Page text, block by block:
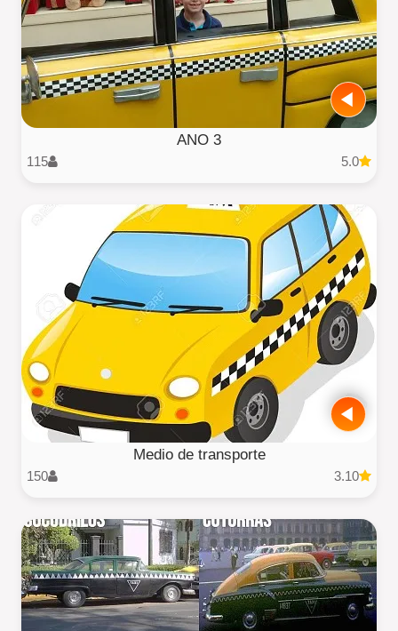
3 ANO
5.0
115
Medio de transporte
3.10
150